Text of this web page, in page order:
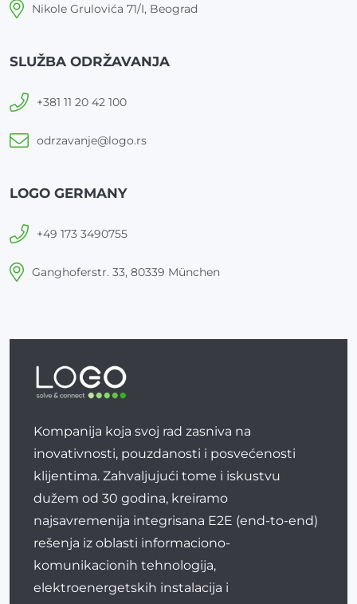
Nikole Grulovića 71/I, Beograd
SLUŽBA ODRŽAVANJA
+381 11 20 42 100
odrzavanje@logo.rs
LOGO GERMANY
+49 173 3490755
Ganghoferstr. 33, 80339 München
Kompanija koja svoj rad zasniva na
inovativnosti, pouzdanosti i posvećenosti
klijentima. Zahvaljujući tome i iskustvu
dužem od 30 godina, kreiramo
najsavremenija integrisana E2E (end-to-end)
rešenja iz oblasti informaciono-
komunikacionih tehnologija,
elektroenergetskih instalacija i